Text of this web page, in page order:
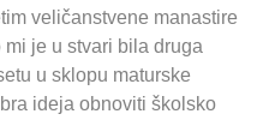
veličanstvene manastire
je u stvari bila druga
u sklopu maturske
ideja obnoviti školsko